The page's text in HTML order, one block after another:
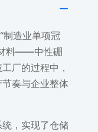
K
制造业单项冠
料——中性硼
厂的过程中，
奏与企业整体
统，实现了仓储